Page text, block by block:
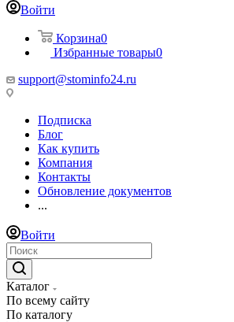
Войти
Корзина0
Избранные товары0
support@stominfo24.ru
Подписка
Блог
Как купить
Компания
Контакты
Обновление документов
...
Войти
Каталог
По всему сайту
По каталогу